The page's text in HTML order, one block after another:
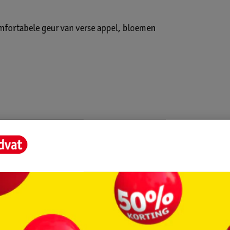
geur van verse appel, bloemen
om je huis te verfrissen of om sfeer te